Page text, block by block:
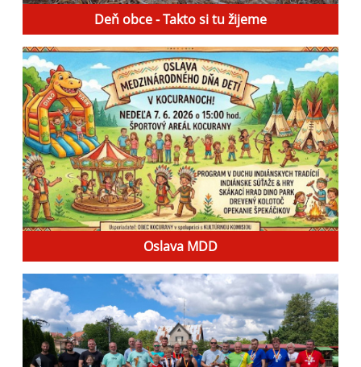
Deň obce - Takto si tu žijeme
Oslava MDD